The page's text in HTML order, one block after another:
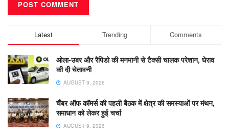
Latest Trending Comments
ओला-उबर और रैपिडो की मनमानी से टैक्सी चालक परेशान, घेराव
की दी चेतावनी
AUGUST 9, 2026
चैंबर ऑफ कॉमर्स की पहली बैठक में क्षेत्र की समस्याओं पर मंथन,
समाधान को लेकर हुई चर्चा
AUGUST 9, 2026